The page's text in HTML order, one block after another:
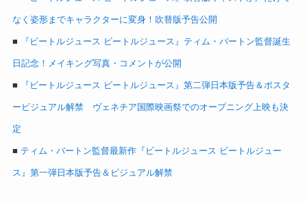
なく姿形までキャラクターに変身！吹替版予告公開
■ 『ビートルジュース ビートルジュース』ティム・バートン監督誕生
日記念！メイキング写真・コメントが公開
■ 『ビートルジュース ビートルジュース』第二弾日本版予告＆ポスタ
ービジュアル解禁 ヴェネチア国際映画祭でのオープニング上映も決
定
■ ティム・バートン監督最新作『ビートルジュース ビートルジュー
ス』第一弾日本版予告＆ビジュアル解禁